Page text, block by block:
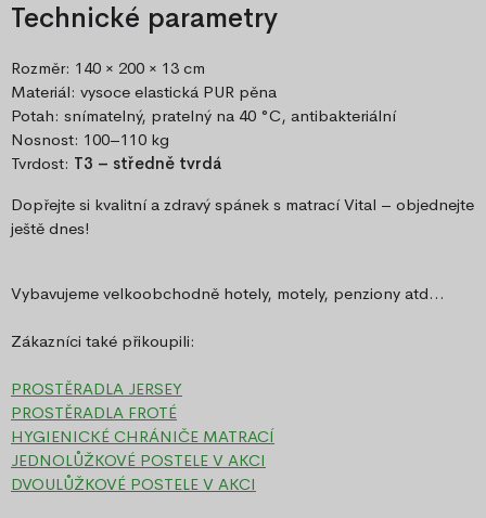
Technické parametry
Rozměr: 140 × 200 × 13 cm
Materiál: vysoce elastická PUR pěna
Potah: snímatelný, pratelný na 40 °C, antibakteriální
Nosnost: 100–110 kg
Tvrdost: T3 – středně tvrdá
Dopřejte si kvalitní a zdravý spánek s matrací Vital – objednejte
ještě dnes!
Vybavujeme velkoobchodně hotely, motely, penziony atd...
Zákazníci také přikoupili:
PROSTĚRADLA JERSEY
PROSTĚRADLA FROTÉ
HYGIENICKÉ CHRÁNIČE MATRACÍ
JEDNOLŮŽKOVÉ POSTELE V AKCI
DVOULŮŽKOVÉ POSTELE V AKCI